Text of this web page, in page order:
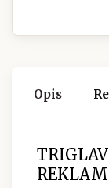
Opis